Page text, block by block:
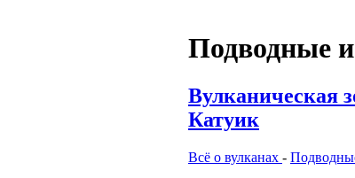
Подводные
Вулканическая
Катуик
Всё о вулканах -